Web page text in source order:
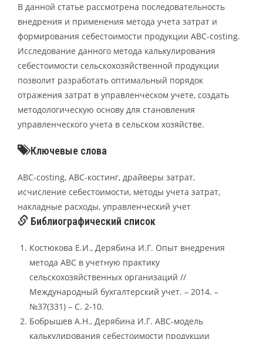
В данной статье рассмотрена последовательность
внедрения и применения метода учета затрат и
формирования себестоимости продукции ABC-costing.
Исследование данного метода калькулирования
себестоимости сельскохозяйственной продукции
позволит разработать оптимальный порядок
отражения затрат в управленческом учете, создать
методологическую основу для становления
управленческого учета в сельском хозяйстве.
Ключевые слова
ABC-costing, ABC-костинг, драйверы затрат,
исчисление себестоимости, методы учета затрат,
накладные расходы, управленческий учет
Библиографический список
Костюкова Е.И., Дерябина И.Г. Опыт внедрения
метода АВС в учетную практику
сельскохозяйственных организаций //
Международный бухгалтерский учет. – 2014. –
№37(331) – С. 2-10.
Бобрышев А.Н., Дерябина И.Г. АВС-модель
калькулирования себестоимости продукции